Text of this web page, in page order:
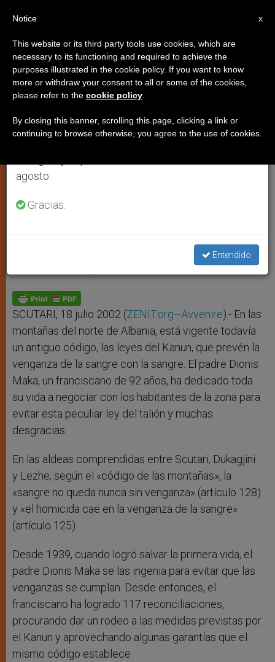
Albania: Una vida entera
luchando contra la ley de la
venganza de sangre
El franciscano Dionis Maka ha logrado
W
s
p
p
M
e
g
e
r
F
b
o
k
T
t
S
e
SCUTARI, 18 julio 2002 (ZENIT.org–Avvenire).- En las
montañas del norte de Albania, está vigente todavía
un antiguo código, las leyes del Kanun, que prevén la
venganza de la sangre con la sangre. El padre Dionis
Maka, un franciscano de 92 años, ha dedicado toda
su vida a negociar con los habitantes de la zona para
evitar esta peculiar ley del talión y muchas
desgracias.
En las aldeas comprendidas entre Scutari, Dukagjini
y Lezhe, según el «código de las montañas», la
«sangre no queda nunca sin venganza» (artículo 128)
y «el homicida cae en la venganza de la sangre»
(artículo 125).
Desde 1939, cuando logró salvar la primera vida, el
padre Dionis Maka se las ingenia para evitar que las
venganzas se cumplan. Desde entonces, el
franciscano ha logrado 117 reconciliaciones,
procurando dar un rodeo a las medidas previstas por
el Kanun y aprovechando algunas garantías que el
mismo código establece
×
Aviso importante
Del 27 de julio al 7 de agosto haremos la pausa
anual, aprovechando que en el periodo de verano
se generan menos informaciones y también el
agosto.
Gracias.
Entendido
x
Notice
This website or its third party tools use cookies, which are
necessary to its functioning and required to achieve the
purposes illustrated in the cookie policy. If you want to know
more or withdraw your consent to all or some of the cookies,
please refer to the cookie policy
By closing this banner, scrolling this page, clicking a link or
continuing to browse otherwise, you agree to the use of cookies.